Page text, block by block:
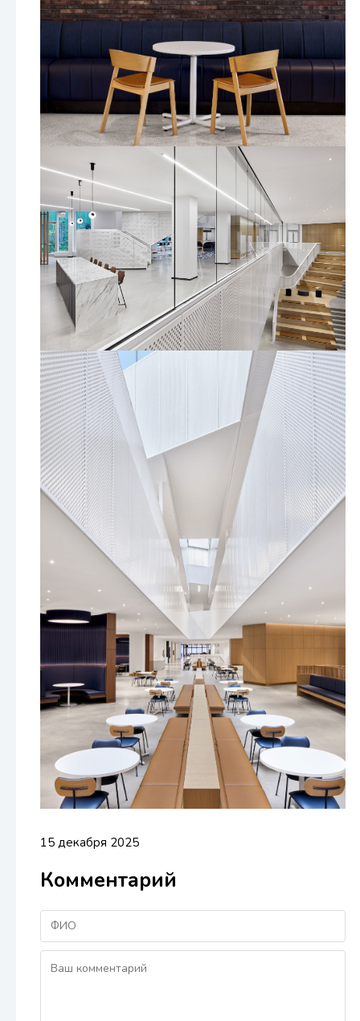
15 декабря 2025
Комментарий